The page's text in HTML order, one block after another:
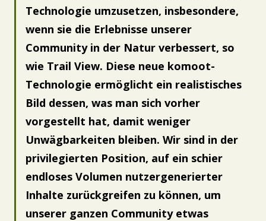
Technologie umzusetzen, insbesondere,
wenn sie die Erlebnisse unserer
Community in der Natur verbessert, so
wie Trail View. Diese neue komoot-
Technologie ermöglicht ein realistisches
Bild dessen, was man sich vorher
vorgestellt hat, damit weniger
Unwägbarkeiten bleiben. Wir sind in der
privilegierten Position, auf ein schier
endloses Volumen nutzergenerierter
Inhalte zurückgreifen zu können, um
unserer ganzen Community etwas